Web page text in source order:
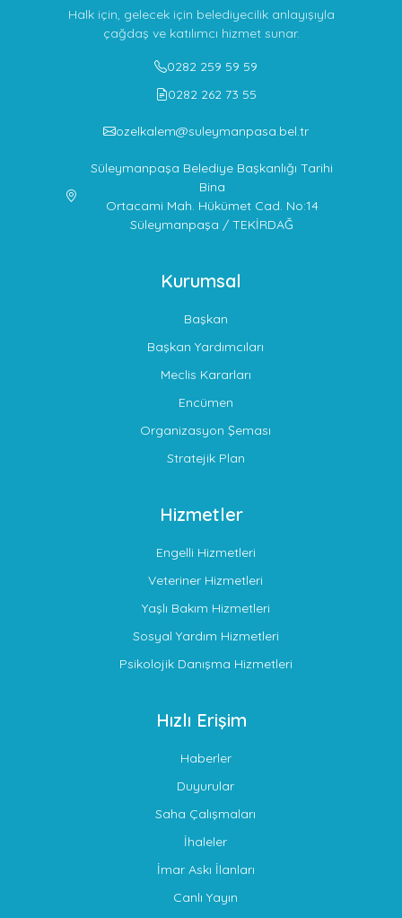
Halk için, gelecek için belediyecilik anlayışıyla
çağdaş ve katılımcı hizmet sunar.
0282 259 59 59
0282 262 73 55
ozelkalem@suleymanpasa.bel.tr
Süleymanpaşa Belediye Başkanlığı Tarihi
Bina
Ortacami Mah. Hükümet Cad. No:14
Süleymanpaşa / TEKİRDAĞ
Kurumsal
Başkan
Başkan Yardımcıları
Meclis Kararları
Encümen
Organizasyon Şeması
Stratejik Plan
Hizmetler
Engelli Hizmetleri
Veteriner Hizmetleri
Yaşlı Bakım Hizmetleri
Sosyal Yardım Hizmetleri
Psikolojik Danışma Hizmetleri
Hızlı Erişim
Haberler
Duyurular
Saha Çalışmaları
İhaleler
İmar Askı İlanları
Canlı Yayın